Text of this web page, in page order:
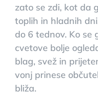
zato se zdi, kot da
toplih in hladnih
do 6 tednov. Ko se
cvetove bolje
blag, svež in
vonj prinese
bliža.